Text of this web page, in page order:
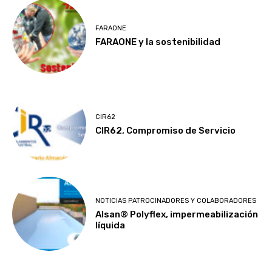
FARAONE
FARAONE y la sostenibilidad
CIR62
CIR62, Compromiso de Servicio
NOTICIAS PATROCINADORES Y COLABORADORES
Alsan® Polyflex, impermeabilización
líquida